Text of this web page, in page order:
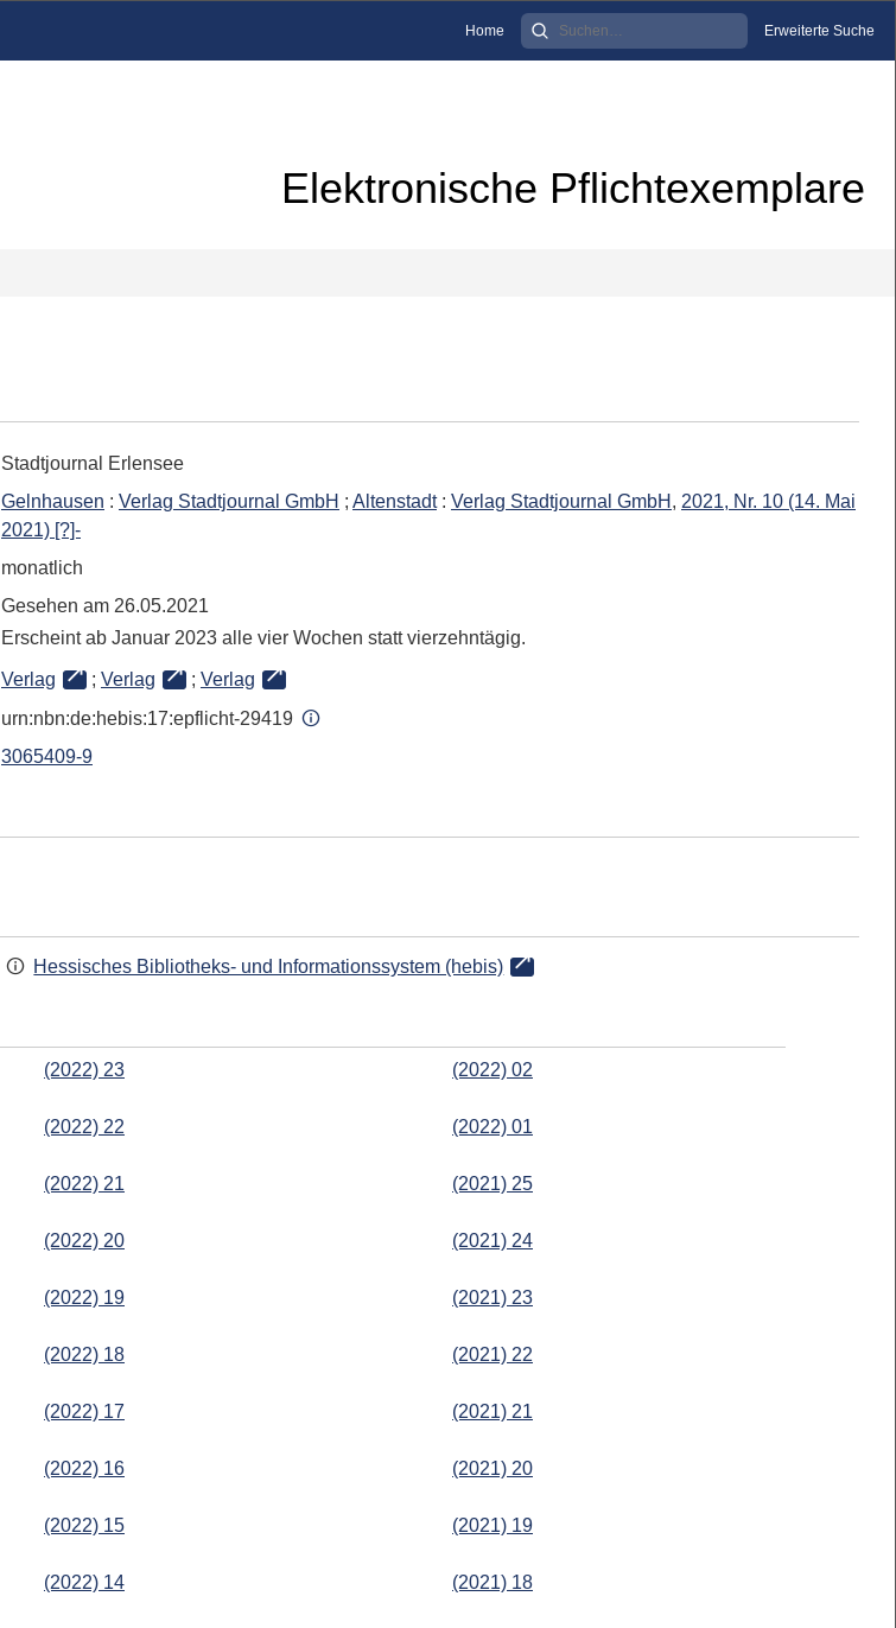
Home Erweiterte Suche
Elektronische Pflichtexemplare
Stadtjournal Erlensee
Gelnhausen : Verlag Stadtjournal GmbH ; Altenstadt: Verlag Stadtjournal GmbH , 2021, Nr. 10 (14. Mai
2021) [?]-
monatlich
Gesehen am 26.05.2021
Erscheint ab Januar 2023 alle vier Wochen statt vierzehntägig.
Verlag ; Verlag ; Verlag
urn:nbn:de:hebis:17:epflicht-29419
3065409-9
Hessisches Bibliotheks- und Informationssystem (hebis)
(2022) 23
(2022) 22
(2022) 21
(2022) 20
(2022) 19
(2022) 18
(2022) 17
(2022) 16
(2022) 15
(2022) 14
(2022) 02
(2022) 01
(2021) 25
(2021) 24
(2021) 23
(2021) 22
(2021) 21
(2021) 20
(2021) 19
(2021) 18